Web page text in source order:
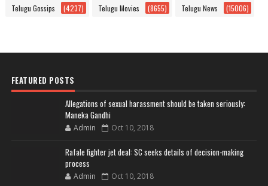
Telugu Gossips (4237) Telugu Movies (8655) Telugu News (15006)
FEATURED POSTS
Allegations of sexual harassment should be taken seriously:
Maneka Gandhi
Admin Oct 10, 2018
Rafale fighter jet deal: SC seeks details of decision-making
process
Admin Oct 10, 2018